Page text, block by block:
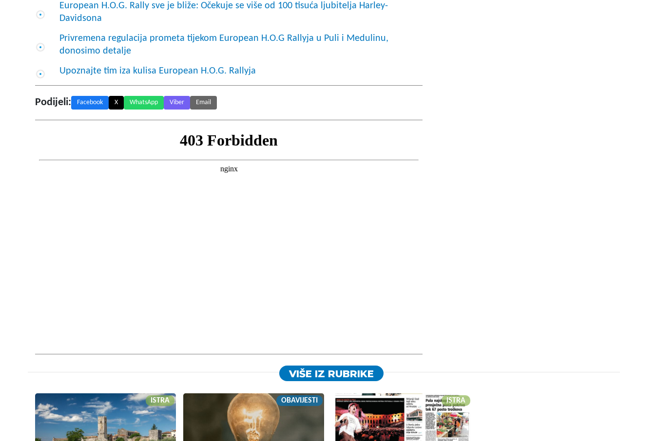
European H.O.G. Rally sve je bliže: Očekuje se više od 100 tisuća ljubitelja Harley-
Davidsona
Privremena regulacija prometa tijekom European H.O.G Rallyja u Puli i Medulinu,
donosimo detalje
Upoznajte tim iza kulisa European H.O.G. Rallyja
Podijeli: Facebook X WhatsApp Viber Email
VIŠE IZ RUBRIKE
ISTRA OBAVIJESTI ISTRA